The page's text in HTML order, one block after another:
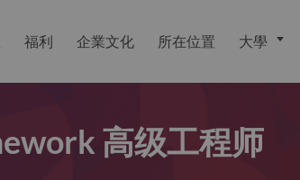
福利 企業文化 所在位置 大學
高级工程师